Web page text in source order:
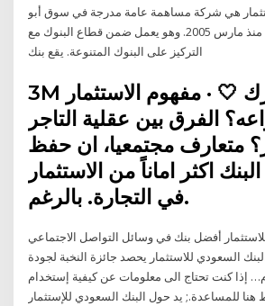
هي شركة مساهمة عامة مدرجة في سوق أبو
ظبي للأوراق المالية منذ مارس 2005. وهو يعمل ضمن قطاع البنوك مع
التركيز على البنوك المتنوعة. يقع بنك
3M اللّهم بارك 🤍 · مفهوم الاستثمار
الفرق بين عقلية التاجر
متعارف مجتمعيا، ان حفظ
اكثر اماناً من الاستثمار
في التجارة. بالرغم.
أفضل بنك في وسائل التواصل الاجتماعي
السعودي للاستثمار يحصد جائزة النخبة لجودة
إذا كنت تحتاج الى معلومات عن كيفية إستخدام
للمساعدة.; يد حول البنك السعودي للإستثمار